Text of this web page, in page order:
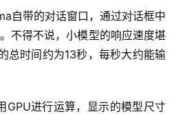
自带的对话窗口，通过对话框中
不得不说，小模型的响应速度堪
总时间约为13秒，每秒大约能输
GPU进行运算，显示的模型尺寸